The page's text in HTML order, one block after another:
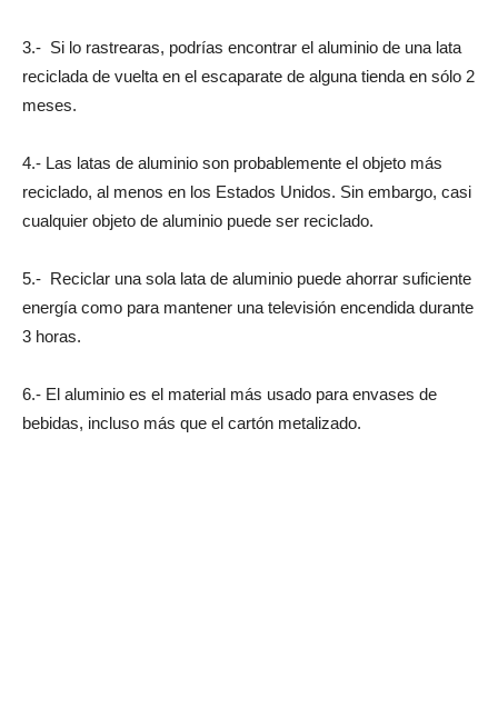
3.- Si lo rastrearas, podrías encontrar el aluminio de una lata
reciclada de vuelta en el escaparate de alguna tienda en sólo 2
meses.
4.- Las latas de aluminio son probablemente el objeto más
reciclado, al menos en los Estados Unidos. Sin embargo, casi
cualquier objeto de aluminio puede ser reciclado.
5.- Reciclar una sola lata de aluminio puede ahorrar suficiente
energía como para mantener una televisión encendida durante
3 horas.
6.- El aluminio es el material más usado para envases de
bebidas, incluso más que el cartón metalizado.